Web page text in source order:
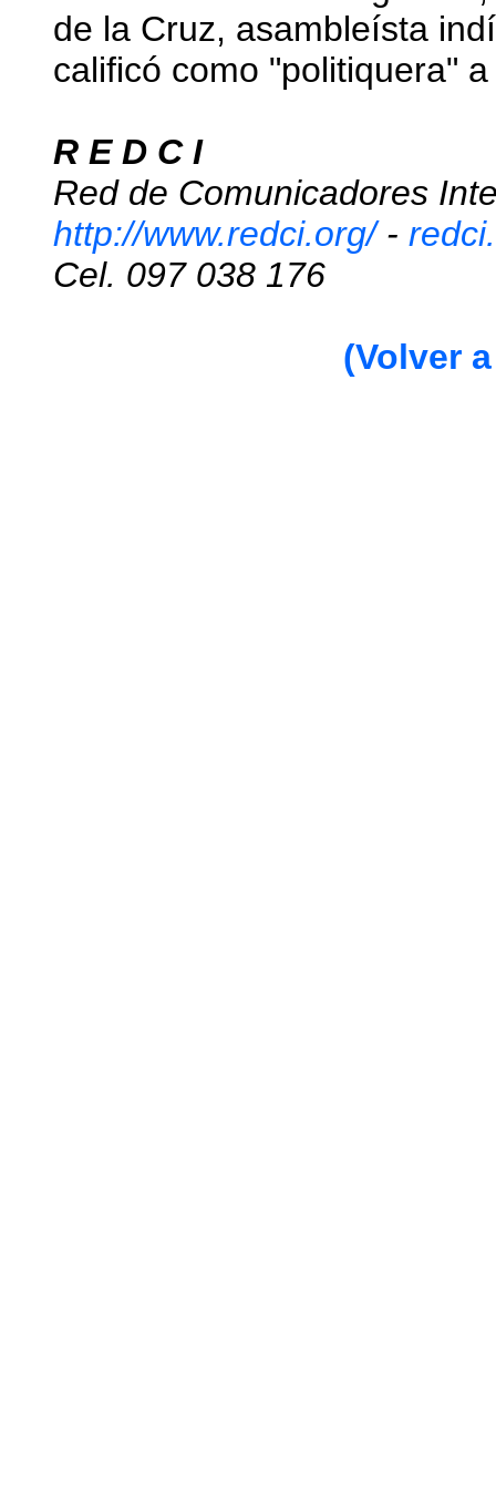
de la Cruz, asambleísta
calificó como "politiquera"
R E D C I
Red de Comunicadores
http://www.redci.org/-
Cel. 097 038 176
(Volver